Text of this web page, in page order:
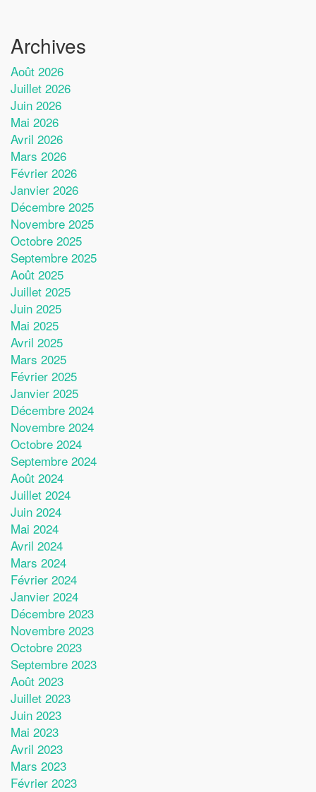
Archives
Août 2026
Juillet 2026
Juin 2026
Mai 2026
Avril 2026
Mars 2026
Février 2026
Janvier 2026
Décembre 2025
Novembre 2025
Octobre 2025
Septembre 2025
Août 2025
Juillet 2025
Juin 2025
Mai 2025
Avril 2025
Mars 2025
Février 2025
Janvier 2025
Décembre 2024
Novembre 2024
Octobre 2024
Septembre 2024
Août 2024
Juillet 2024
Juin 2024
Mai 2024
Avril 2024
Mars 2024
Février 2024
Janvier 2024
Décembre 2023
Novembre 2023
Octobre 2023
Septembre 2023
Août 2023
Juillet 2023
Juin 2023
Mai 2023
Avril 2023
Mars 2023
Février 2023